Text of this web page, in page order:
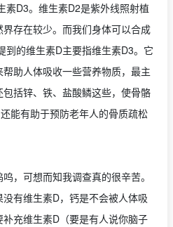
素D3。维生素D2是紫外线照射植
存在较少。而我们身体可以合成
到的维生素D主要指维生素D3。它
助人体吸收一些营养物质，最主
括锌、铁、盐酸鳞这些，使骨骼
能有助于预防老年人的骨质疏松
，可想而知我调查真的很辛苦。
有维生素D，钙是不会被人体吸
充维生素D（要是有人说你脑子